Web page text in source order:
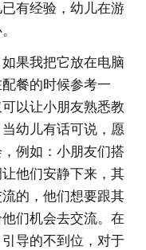
有经验，幼儿在游
果我把它放在电脑
餐的时候参考一
以让小朋友熟悉教
幼儿有话可说，愿
例如：小朋友们搭
他们安静下来，其
的，他们想要跟其
们机会去交流。在
导的不到位，对于